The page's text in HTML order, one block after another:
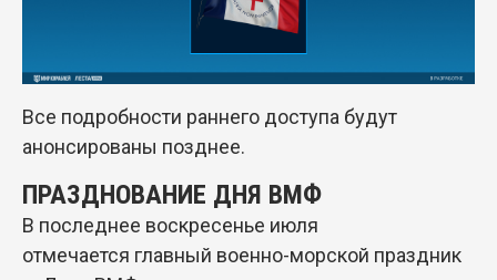
Все подробности раннего доступа будут
анонсированы позднее.
ПРАЗДНОВАНИЕ ДНЯ ВМФ
В последнее воскресенье июля
отмечается главный военно-морской праздник